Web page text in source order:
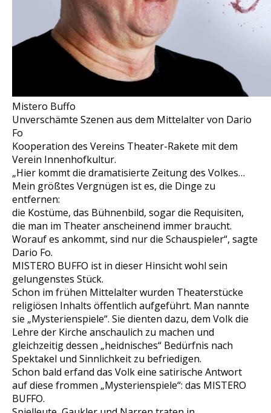
Mistero Buffo
Unverschämte Szenen aus dem Mittelalter von Dario
Fo
Kooperation des Vereins Theater-Rakete mit dem
Verein Innenhofkultur.
„Hier kommt die dramatisierte Zeitung des Volkes…
Mein größtes Vergnügen ist es, die Dinge zu
entfernen:
die Kostüme, das Bühnenbild, sogar die Requisiten,
die man im Theater anscheinend immer braucht.
Worauf es ankommt, sind nur die Schauspieler“, sagte
Dario Fo.
MISTERO BUFFO ist in dieser Hinsicht wohl sein
gelungenstes Stück.
Schon im frühen Mittelalter wurden Theaterstücke
religiösen Inhalts öffentlich aufgeführt. Man nannte
sie „Mysterienspiele“. Sie dienten dazu, dem Volk die
Lehre der Kirche anschaulich zu machen und
gleichzeitig dessen „heidnisches“ Bedürfnis nach
Spektakel und Sinnlichkeit zu befriedigen.
Schon bald erfand das Volk eine satirische Antwort
auf diese frommen „Mysterienspiele“: das MISTERO
BUFFO.